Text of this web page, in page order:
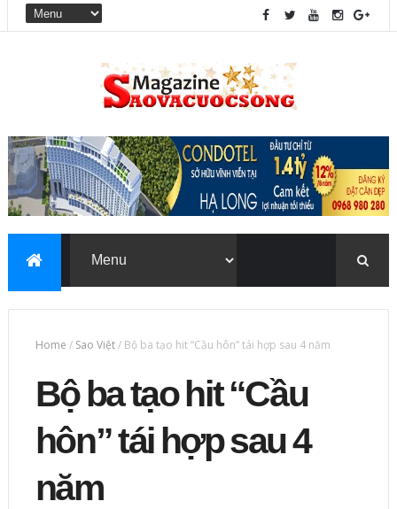
Home / Sao Việt/ Bộ ba tạo hit “Cầu hôn” tái hợp sau 4 năm
Bộ ba tạo hit “Cầu
hôn” tái hợp sau 4
năm